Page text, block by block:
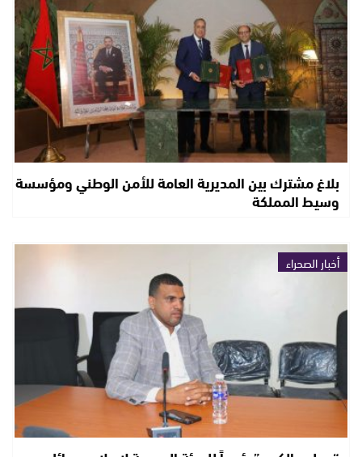
بلاغ مشترك بين المديرية العامة للأمن الوطني ومؤسسة
وسيط المملكة
أخبار الصحراء